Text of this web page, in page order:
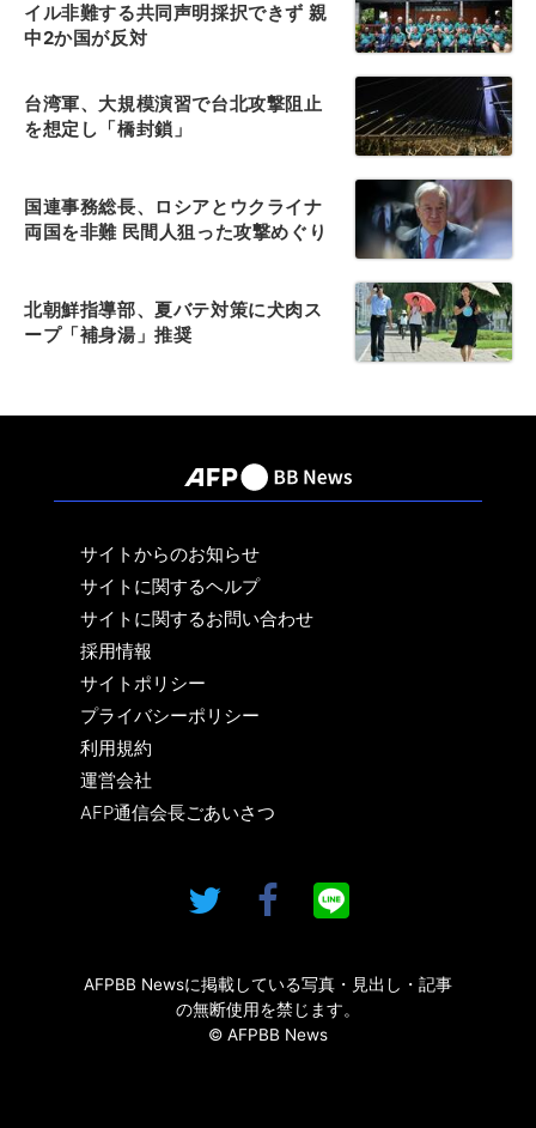
イル非難する共同声明採択できず 親
中2か国が反対
台湾軍、大規模演習で台北攻撃阻止
を想定し「橋封鎖」
国連事務総長、ロシアとウクライナ
両国を非難 民間人狙った攻撃めぐり
北朝鮮指導部、夏バテ対策に犬肉ス
ープ「補身湯」推奨
サイトからのお知らせ
サイトに関するヘルプ
サイトに関するお問い合わせ
採用情報
サイトポリシー
プライバシーポリシー
利用規約
運営会社
AFP通信会長ごあいさつ
AFPBB Newsに掲載している写真・見出し・記事
の無断使用を禁じます。
© AFPBB News